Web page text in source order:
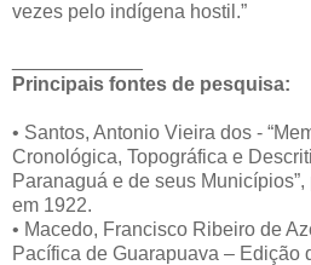
vezes pelo indígena hostil.”
Principais fontes de pesquisa:
• Santos, Antonio Vieira dos -
Cronológica, Topográfica e
Paranaguá e de seus
em 1922.
• Macedo, Francisco Ribeiro de
Pacífica de Guarapuava – Edição